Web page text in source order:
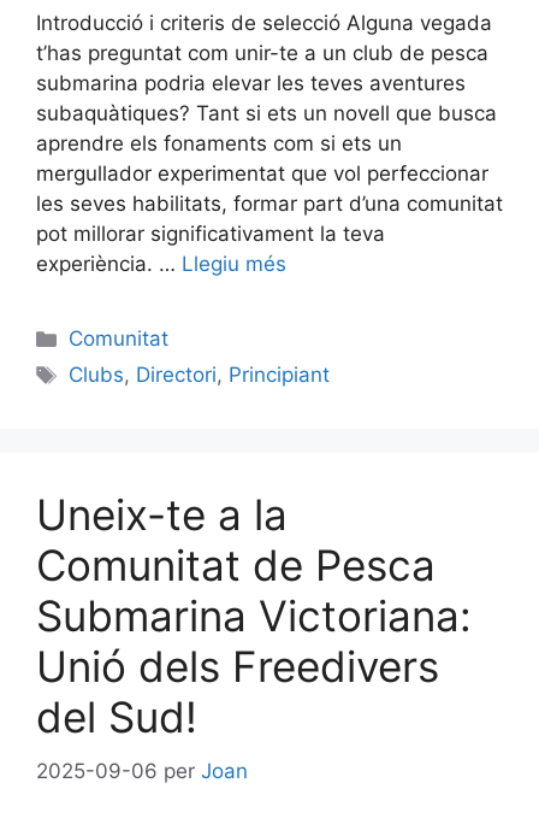
Introducció i criteris de selecció Alguna vegada
t’has preguntat com unir-te a un club de pesca
submarina podria elevar les teves aventures
subaquàtiques? Tant si ets un novell que busca
aprendre els fonaments com si ets un
mergullador experimentat que vol perfeccionar
les seves habilitats, formar part d’una comunitat
pot millorar significativament la teva
experiència. … Llegiu més
Categories
Comunitat
Etiquetes
Clubs, Directori, Principiant
Uneix-te a la
Comunitat de Pesca
Submarina Victoriana:
Unió dels Freedivers
del Sud!
2025-09-06 per Joan